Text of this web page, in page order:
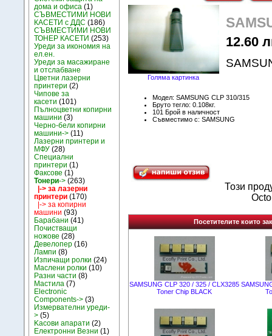
дома и офиса (1)
СЪВМЕСТИМИ НОВИ
КАСЕТИ с ДДС (186)
СЪВМЕСТИМИ НОВИ
ТОНЕР КАСЕТИ (253)
Уреди за икономия на
ел.ен.
Уреди за масажиране
и отслабване
Цветни лазерни
принтери (2)
Чипове за
касети (101)
Пълноцветни копирни
машини (3)
Черно-бели копирни
машини-> (11)
Лазерни принтери и
МФУ (28)
Специални
принтери (1)
Факсове (1)
Тонери-> (263)
|-> за лазерни
принтери (170)
|-> за копирни
машини (93)
Барабани (41)
Почистващи
ножове (28)
Девелопер (16)
Лампи (8)
Изпичащи ролки (24)
Маслени ролки (10)
Разни части (8)
Мастила (7)
Electronic
Components-> (3)
Измервателни уреди-
> (5)
Kасови апарати (2)
Електронни Везни (1)
Голяма картинка
12.60
Модел: SAMSUNG CLP 310/315
Бруто тегло: 0.108кг.
101 Брой в наличност
Съвместимо с: SAMSUNG
Този
Посетителите които
SAMSUNG CLP 320 / 325 / CLX3285
Toner Chip BLACK